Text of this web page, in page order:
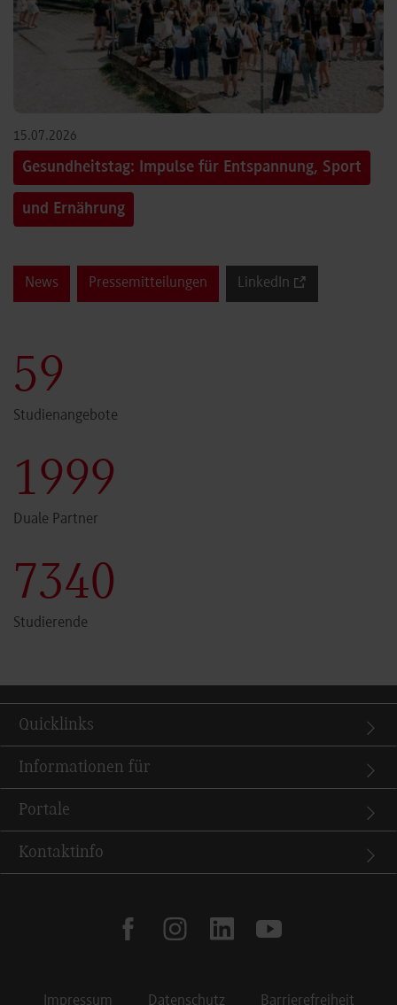
15.07.2026
Gesundheitstag: Impulse für Entspannung, Sport
und Ernährung
News Pressemitteilungen LinkedIn
60
Studienangebote
2000
Duale Partner
7341
Studierende
Quicklinks
Informationen für
Portale
Kontaktinfo
facebookinstagramlinkedin youtube